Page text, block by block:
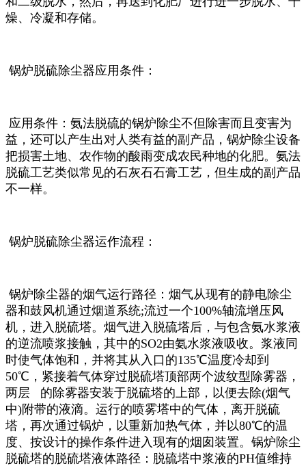
燥、冷凝和存储。
锅炉脱硫除尘器应用条件：
应用条件：氨法脱硫的锅炉除尘不但除害而且变害为
益，还可以产生出对人类有益的副产品，锅炉除尘设备
把损害土地、农作物的酸雨变成农民种地的化肥。氨法
脱硫工艺类似常见的石灰石石膏工艺，但生成的副产品
不一样。
锅炉脱硫除尘器运作流程：
锅炉除尘器的烟气运行路径：烟气从现有的静电除尘
器和鼓风机通过烟道系统;流过一个100%轴流增压风
机，进入脱硫塔。烟气进入脱硫塔后，与包含氨水浆液
的逆流喷浆接触，其中的SO2由氨水浆液吸收。浆液同
时使气体饱和，并将其从入口的135℃温度冷却到
50℃，紧接着气体穿过脱硫塔顶部两个波纹型除雾器，
两层 的除雾器安装于脱硫塔的上部，以便去除(烟气
中)附带的液滴。运行的喷雾塔中的气体，离开脱硫
塔，再次通过锅炉，以重新加热气体，并以80℃的温
度、按设计的操作条件进入现有的烟囱装置。锅炉除尘
脱硫塔的脱硫塔液体路径：脱硫塔中浆液的PH值维持